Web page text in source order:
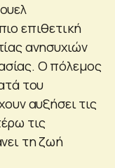
επιθετική
ανησυχιών
Ο πόλεμος
του
αυξήσει τις
τις
τη ζωή